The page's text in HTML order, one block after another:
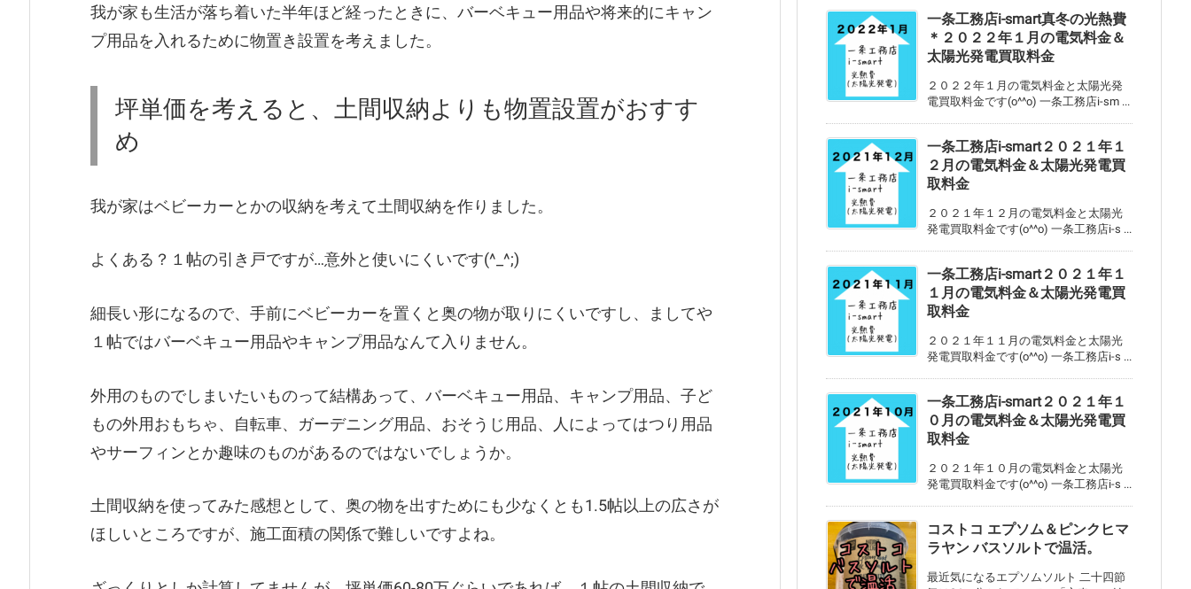
我が家も生活が落ち着いた半年ほど経ったときに、バーベキュー用品や将来的にキャン
プ用品を入れるために物置き設置を考えました。
坪単価を考えると、土間収納よりも物置設置がおすす
め
我が家はベビーカーとかの収納を考えて土間収納を作りました。
よくある？１帖の引き戸ですが…意外と使いにくいです(^_^;)
細長い形になるので、手前にベビーカーを置くと奥の物が取りにくいですし、ましてや
１帖ではバーベキュー用品やキャンプ用品なんて入りません。
外用のものでしまいたいものって結構あって、バーベキュー用品、キャンプ用品、子ど
もの外用おもちゃ、自転車、ガーデニング用品、おそうじ用品、人によってはつり用品
やサーフィンとか趣味のものがあるのではないでしょうか。
土間収納を使ってみた感想として、奥の物を出すためにも少なくとも1.5帖以上の広さが
ほしいところですが、施工面積の関係で難しいですよね。
一条工務店i-smart真冬の光熱費
＊２０２２年１月の電気料金＆
太陽光発電買取料金
２０２２年１月の電気料金と太陽光発
電買取料金です(o^^o) 一条工務店i-sm ...
一条工務店i-smart２０２１年１
２月の電気料金＆太陽光発電買
取料金
２０２１年１２月の電気料金と太陽光
発電買取料金です(o^^o) 一条工務店i-s ...
一条工務店i-smart２０２１年１
１月の電気料金＆太陽光発電買
取料金
２０２１年１１月の電気料金と太陽光
発電買取料金です(o^^o) 一条工務店i-s ...
一条工務店i-smart２０２１年１
０月の電気料金＆太陽光発電買
取料金
２０２１年１０月の電気料金と太陽光
発電買取料金です(o^^o) 一条工務店i-s ...
コストコ エプソム＆ピンクヒマ
ラヤン バスソルトで温活。
最近気になるエプソムソルト 二十四節